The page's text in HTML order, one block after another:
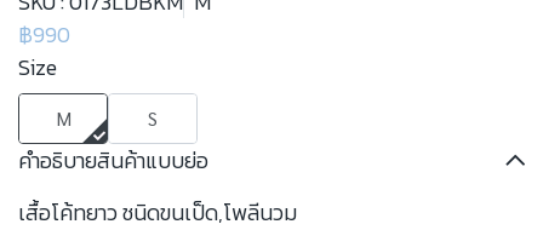
฿990
Size
M S
คำอธิบายสินค้าแบบย่อ
เสื้อโค้ทยาว ชนิดขนเป็ด,โพลีนวม